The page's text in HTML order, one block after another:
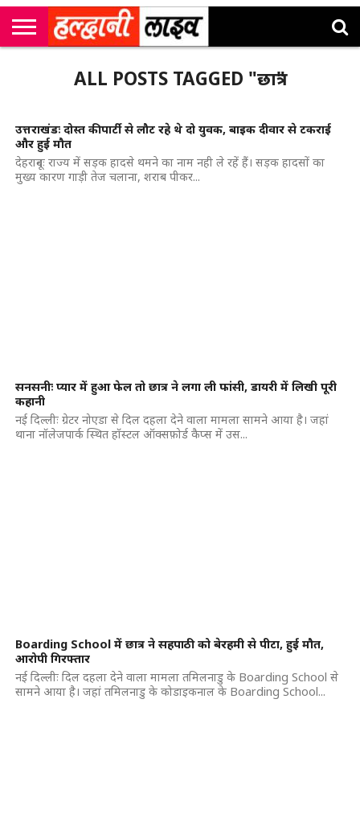
ALL POSTS TAGGED "छात्र"
उत्तराखंडः दोस्त की पार्टी से लौट रहे थे दो युवक, बाइक दीवार से टकराई
और हुई मौत
देहरादूनः राज्य में सड़क हादसे थमने का नाम नही ले रहें हैं। सड़क हादसों का
मुख्य कारण गाड़ी तेज चलाना, शराब पीकर...
सनसनीः प्यार में हुआ फेल तो छात्र ने लगा ली फांसी, डायरी में लिखी पूरी
कहानी
नई दिल्लीः ग्रेटर नोएडा से दिल दहला देने वाला मामला सामने आया है। जहां
थाना नॉलेजपार्क स्थित हॉस्टल ऑक्सफ़ोर्ड कैप्स में उस...
Boarding School में छात्र ने सहपाठी को बेरहमी से पीटा, हुई मौत,
आरोपी गिरफ्तार
नई दिल्लीः दिल दहला देने वाला मामला तमिलनाडु के Boarding School से
सामने आया है। जहां तमिलनाडु के कोडाइकनाल के Boarding School...